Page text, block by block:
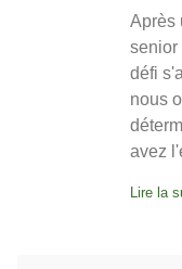
Après
senior
défi
nous
avez
Lire la